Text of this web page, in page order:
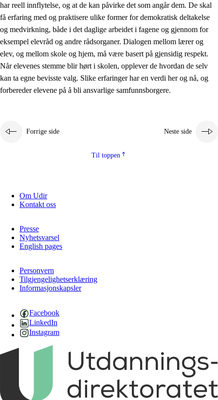
har reell innflytelse, og at de kan påvirke det som angår dem. De skal
få erfaring med og praktisere ulike former for demokratisk deltakelse
og medvirkning, både i det daglige arbeidet i fagene og gjennom for
eksempel elevråd og andre rådsorganer. Dialogen mellom lærer og
elev, og mellom skole og hjem, må være basert på gjensidig respekt.
Når elevenes stemme blir hørt i skolen, opplever de hvordan de selv
kan ta egne bevisste valg. Slike erfaringer har en verdi her og nå, og
forbereder elevene på å bli ansvarlige samfunnsborgere.
Forrige side Neste side
Til toppen
Om Udir
Kontakt oss
Presse
Nyhetsvarsel
English pages
Personvern
Tilgjengelighetserklæring
Informasjonskapsler
Facebook
LinkedIn
Instagram